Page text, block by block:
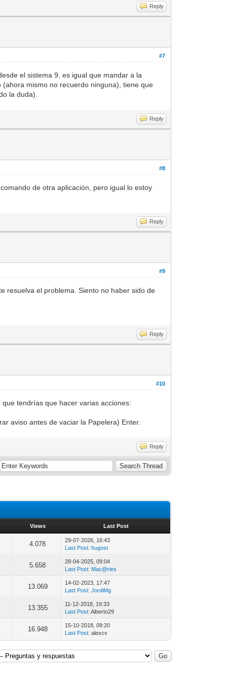
Reply
#7
el sistema 9, es igual que mandar a la
mismo no recuerdo ninguna), tiene que
la duda).
Reply
#8
de otra aplicación, pero igual lo estoy
Reply
#9
resuelva el problema. Siento no haber sido de
Reply
#10
tendrías que hacer varias acciones:
aviso antes de vaciar la Papelera) Enter.
Reply
Views Last Post
4.078
29-07-2026, 16:43
Last Post:hugost
5.658
28-04-2025, 09:04
Last Post: Mac@ries
13.069
14-02-2023, 17:47
Last Post:JordiMg
13.355
11-12-2018, 19:33
Last Post: Alberto29
16.948
15-10-2018, 09:20
Last Post: alexcv